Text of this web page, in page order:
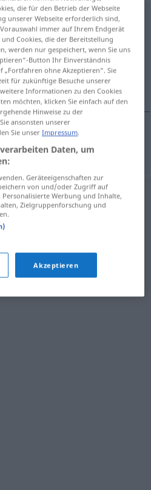
anklicken/antippen)
die für den Betrieb der Webseite
unserer Webseite erforderlich sind,
immer auf Ihrem Endgerät
Cookies, die der Bereitstellung
werden nur gespeichert, wenn Sie uns
Button Ihr Einverständnis
„Fortfahren ohne Akzeptieren“. Sie
für zukünftige Besuche unserer
Informationen zu den Cookies
möchten, klicken Sie einfach auf den
Hinweise zu der
ansonsten unserer
Sie unserImpressum.
Daten, um
Geräteeigenschaften zur
von und/oder Zugriff auf
Werbung und Inhalte,
Zielgruppenforschung und
Akzeptieren